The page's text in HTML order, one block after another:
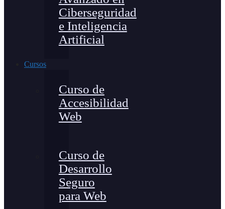
Ciberseguridad
e Inteligencia
Artificial
Cursos
Curso de
Accesibilidad
Web
Curso de
Desarrollo
Seguro
para Web